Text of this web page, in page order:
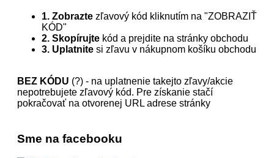
1. Zobrazte zľavový kód kliknutím na "ZOBRAZIŤ
KÓD"
2. Skopírujte kód a prejdite na stránky obchodu
3. Uplatnite si zľavu v nákupnom košíku obchodu
BEZ KÓDU (?) - na uplatnenie takejto zľavy/akcie
nepotrebujete zľavový kód. Pre získanie stačí
pokračovať na otvorenej URL adrese stránky
Sme na facebooku